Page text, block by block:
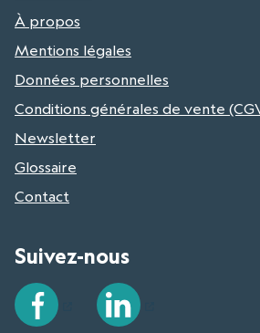
À propos
Mentions légales
Données personnelles
Conditions générales de vente
Newsletter
Glossaire
Contact
Suivez-nous
Facebook